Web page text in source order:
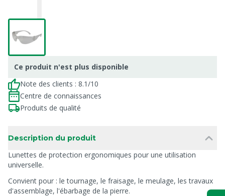
Ce produit n'est plus disponible
Note des clients : 8.1/10
Centre de connaissances
Produits de qualité
Description du produit
Lunettes de protection ergonomiques pour une utilisation
universelle.
Convient pour : le tournage, le fraisage, le meulage, les travaux
d'assemblage, l'ébarbage de la pierre.